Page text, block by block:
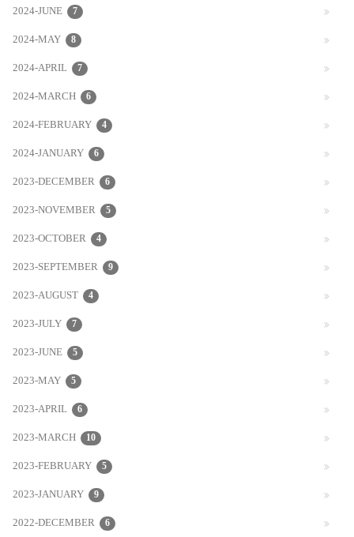
2024-JUNE 7
2024-MAY 8
2024-APRIL 7
2024-MARCH 6
2024-FEBRUARY 4
2024-JANUARY 6
2023-DECEMBER 6
2023-NOVEMBER 5
2023-OCTOBER 4
2023-SEPTEMBER 9
2023-AUGUST 4
2023-JULY 7
2023-JUNE 5
2023-MAY 5
2023-APRIL 6
2023-MARCH 10
2023-FEBRUARY 5
2023-JANUARY 9
2022-DECEMBER 6